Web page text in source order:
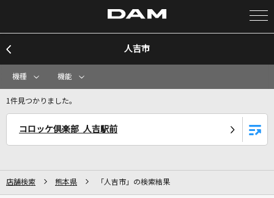
カラオケ検索
全国りれき
人吉市
機種 機能
1件見つかりました。
コロッケ倶楽部 人吉駅前
店舗検索 熊本県 「人吉市」の検索結果